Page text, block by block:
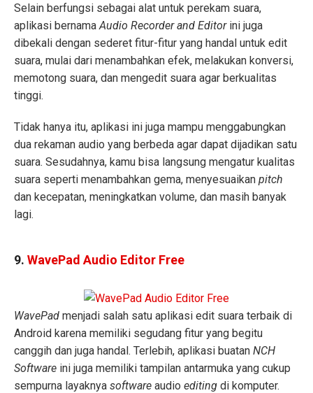
Selain berfungsi sebagai alat untuk perekam suara,
aplikasi bernama Audio Recorder and Editor ini juga
dibekali dengan sederet fitur-fitur yang handal untuk edit
suara, mulai dari menambahkan efek, melakukan konversi,
memotong suara, dan mengedit suara agar berkualitas
tinggi.
Tidak hanya itu, aplikasi ini juga mampu menggabungkan
dua rekaman audio yang berbeda agar dapat dijadikan satu
suara. Sesudahnya, kamu bisa langsung mengatur kualitas
suara seperti menambahkan gema, menyesuaikan pitch
dan kecepatan, meningkatkan volume, dan masih banyak
lagi.
9. WavePad Audio Editor Free
WavePad menjadi salah satu aplikasi edit suara terbaik di
Android karena memiliki segudang fitur yang begitu
canggih dan juga handal. Terlebih, aplikasi buatan NCH
Software ini juga memiliki tampilan antarmuka yang cukup
sempurna layaknya software audio editing di komputer.